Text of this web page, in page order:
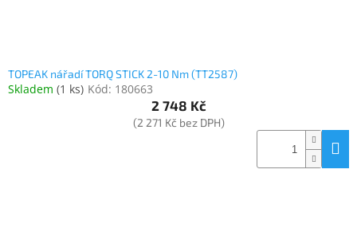
TOPEAK nářadí TORQ STICK 2-10 Nm (TT2587)
Skladem (1 ks) Kód: 180663
2 748 Kč
(2 271 Kč bez DPH)